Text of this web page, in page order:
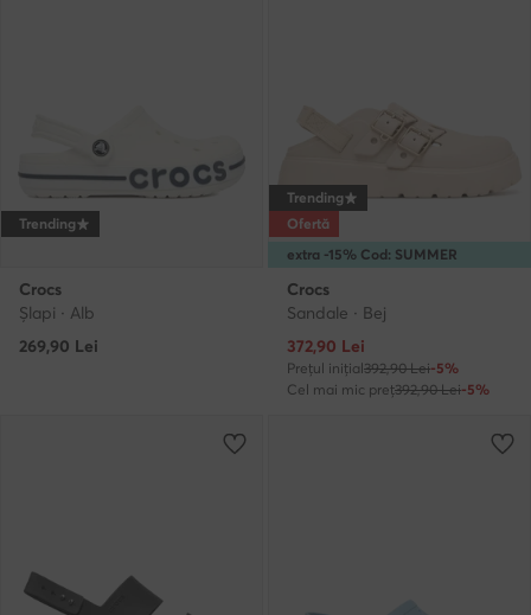
Trending
Crocs
Şlapi · Alb
269,90 Lei
extra -15% Cod: SUMMER
Trending
Ofertă
Crocs
Sandale · Bej
Prețul actual
372,90 Lei
Prețul inițial392,90 Lei-5%
Cel mai mic preț392,90 Lei-5%